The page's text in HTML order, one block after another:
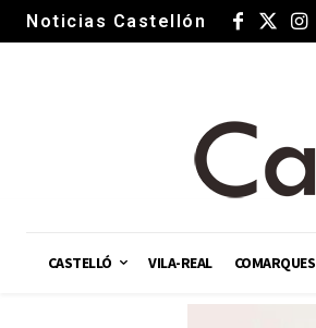
Noticias Castellón
CASTELLÓ VILA-REAL COMARQUES